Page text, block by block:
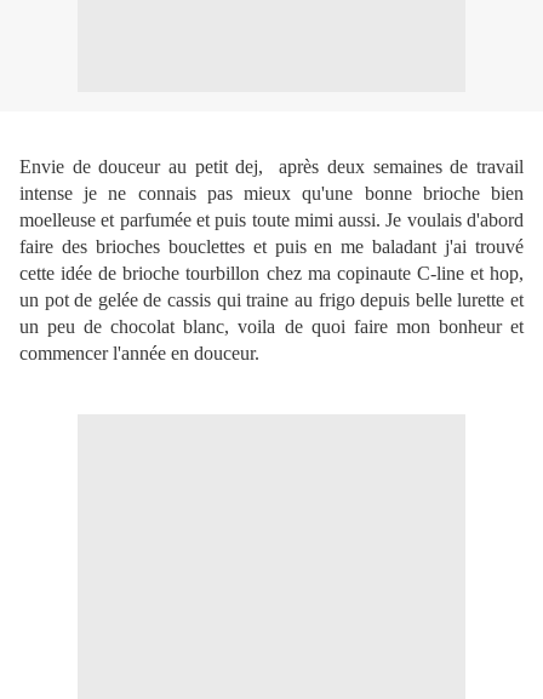
Envie de douceur au petit dej, après deux semaines de travail
intense je ne connais pas mieux qu'une bonne brioche bien
moelleuse et parfumée et puis toute mimi aussi. Je voulais d'abord
faire des brioches bouclettes et puis en me baladant j'ai trouvé
cette idée de brioche tourbillon chez ma copinaute C-line et hop,
un pot de gelée de cassis qui traine au frigo depuis belle lurette et
un peu de chocolat blanc, voila de quoi faire mon bonheur et
commencer l'année en douceur.